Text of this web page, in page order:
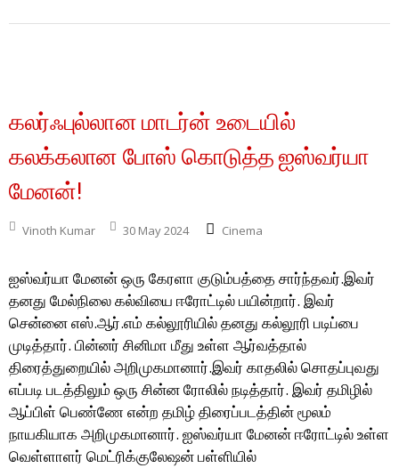
கலர்ஃபுல்லான மாடர்ன் உடையில்
கலக்கலான போஸ் கொடுத்த ஐஸ்வர்யா
மேனன்!
Vinoth Kumar 30 May 2024 Cinema
ஐஸ்வர்யா மேனன் ஒரு கேரளா குடும்பத்தை சார்ந்தவர்.இவர்
தனது மேல்நிலை கல்வியை ஈரோட்டில் பயின்றார். இவர்
சென்னை எஸ்.ஆர்.எம் கல்லூரியில் தனது கல்லூரி படிப்பை
முடித்தார். பின்னர் சினிமா மீது உள்ள ஆர்வத்தால்
திரைத்துறையில் அறிமுகமானார்.இவர் காதலில் சொதப்புவது
எப்படி படத்திலும் ஒரு சின்ன ரோலில் நடித்தார். இவர் தமிழில்
ஆப்பிள் பெண்ணே என்ற தமிழ் திரைப்படத்தின் மூலம்
நாயகியாக அறிமுகமானார். ஐஸ்வர்யா மேனன் ஈரோட்டில் உள்ள
வெள்ளாளர் மெட்ரிக்குலேஷன் பள்ளியில்